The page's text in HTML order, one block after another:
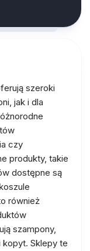
szeroki
jak i dla
czy
produkty, takie
dostępne są
również
szampony,
Sklepy te